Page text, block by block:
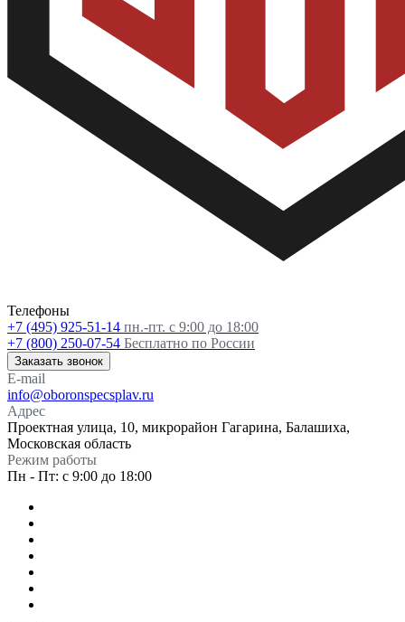
Телефоны
+7 (495) 925-51-14 пн.-пт. с 9:00 до 18:00
+7 (800) 250-07-54 Бесплатно по России
Заказать звонок
E-mail
info@oboronspecsplav.ru
Адрес
Проектная улица, 10, микрорайон Гагарина, Балашиха,
Московская область
Режим работы
Пн - Пт: с 9:00 до 18:00